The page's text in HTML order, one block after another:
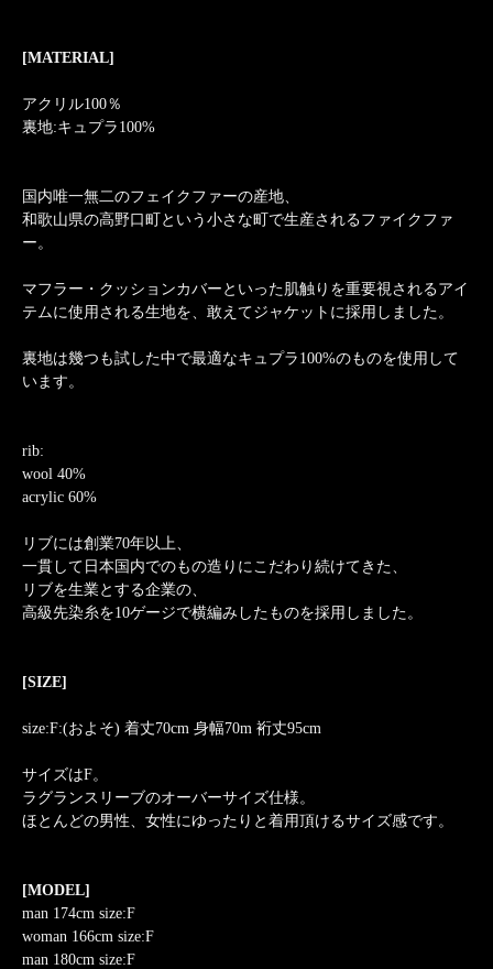
[MATERIAL]
アクリル100％
裏地:キュプラ100%
国内唯一無二のフェイクファーの産地、
和歌山県の高野口町という小さな町で生産されるファイクファ
ー。
マフラー・クッションカバーといった肌触りを重要視されるアイ
テムに使用される生地を、敢えてジャケットに採用しました。
裏地は幾つも試した中で最適なキュプラ100%のものを使用して
います。
rib:
wool 40%
acrylic 60%
リブには創業70年以上、
一貫して日本国内でのもの造りにこだわり続けてきた、
リブを生業とする企業の、
高級先染糸を10ゲージで横編みしたものを採用しました。
[SIZE]
size:F:(およそ) 着丈70cm 身幅70m 裄丈95cm
サイズはF。
ラグランスリーブのオーバーサイズ仕様。
ほとんどの男性、女性にゆったりと着用頂けるサイズ感です。
[MODEL]
man 174cm size:F
woman 166cm size:F
man 180cm size:F